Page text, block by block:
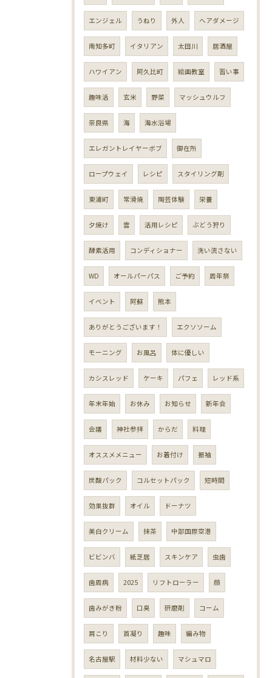
エンジェル うねり 外人 ヘアダメージ
南知多町 イタリアン 太田川 居酒屋
ハワイアン 阿久比町 絵画教室 習い事
趣味活 玄米 野菜 マッシュウルフ
奈良県 海 海水浴場
エレガントレイヤーボブ 御在所
ロープウェイ レシピ スタイリング剤
東浦町 常滑焼 陶芸体験 栄養
夕焼け 雲 活用レシピ ぶどう狩り
酵素活用 コンディショナー 洗い流さない
WD オールパーパス ご予約 周年祭
イベント 阿蘇 熊本
ありがとうございます！ エクソソーム
モーニング お風呂 体に優しい
カシスレッド ケーキ パフェ レッド系
年末年始 お休み お知らせ 新年会
会議 神社参拝 からだ 料理
オススメメニュー お着付け 振袖
炭酸パック コルセットパック 短時間
効果抜群 オイル ドーナツ
美白クリーム 抹茶 中部国際空港
ビビンバ 紙芝居 スキンケア 虫歯
歯周病 2025 リフトローラー 顔
歯みがき粉 口臭 研磨剤 コーム
肩こり 首凝り 趣味 編み物
名古屋駅 材料少ない マシュマロ